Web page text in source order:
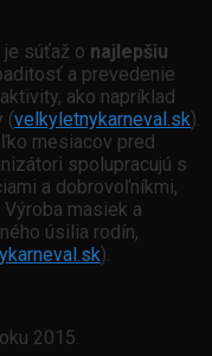
je súťaž o najlepšiu
a prevedenie
ako napríklad
(velkyletnykarneval.sk).
mesiacov pred
spolupracujú s
a dobrovoľníkmi,
masiek a
úsilia rodín,
).
2015.